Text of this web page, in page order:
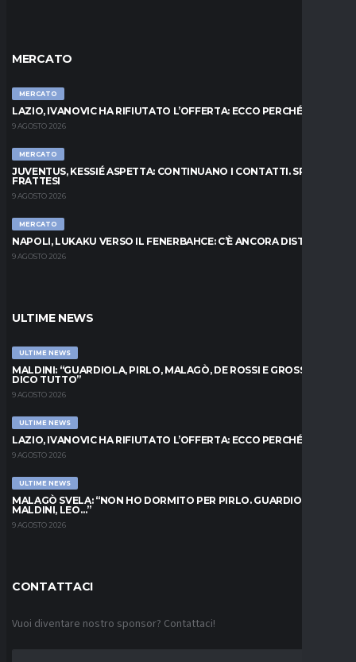
MERCATO
MERCATO
LAZIO, IVANOVIC HA RIFIUTATO L’OFFERTA: ECCO PERCHÉ
9 AGOSTO 2026
MERCATO
JUVENTUS, KESSIÉ ASPETTA: CONTINUANO I CONTATTI. SPUNTA
FRATTESI
9 AGOSTO 2026
MERCATO
NAPOLI, LUKAKU VERSO IL FENERBAHCE: C’È ANCORA DISTANZA
9 AGOSTO 2026
ULTIME NEWS
ULTIME NEWS
MALDINI: “GUARDIOLA, PIRLO, MALAGÒ, DE ROSSI E GROSSO: VI
DICO TUTTO”
9 AGOSTO 2026
ULTIME NEWS
LAZIO, IVANOVIC HA RIFIUTATO L’OFFERTA: ECCO PERCHÉ
9 AGOSTO 2026
ULTIME NEWS
MALAGÒ SVELA: “NON HO DORMITO PER PIRLO. GUARDIOLA,
MALDINI, LEO…”
9 AGOSTO 2026
CONTATTACI
Vuoi diventare nostro sponsor? Contattaci!